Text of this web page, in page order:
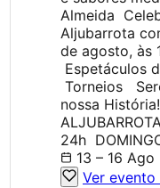
Almeida
Aljubarrota
de agosto,
Espetáculos
Torneios
nossa
24h
13 – 16 Ago
Ver